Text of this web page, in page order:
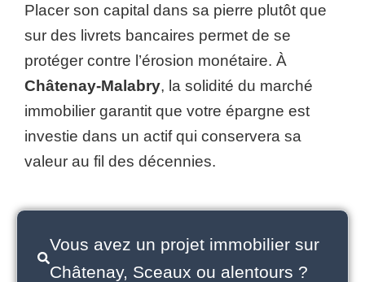
Placer son capital dans sa pierre plutôt que
sur des livrets bancaires permet de se
protéger contre l’érosion monétaire. À
Châtenay-Malabry, la solidité du marché
immobilier garantit que votre épargne est
investie dans un actif qui conservera sa
valeur au fil des décennies.
Vous avez un projet immobilier sur
Châtenay, Sceaux ou alentours ?